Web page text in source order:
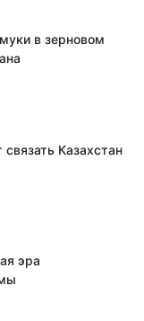
в зерновом
Казахстан
эра